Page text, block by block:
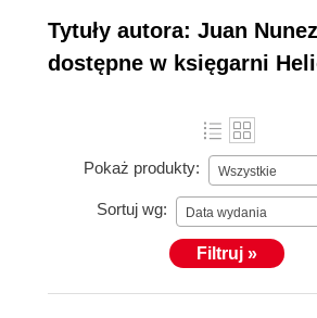
Tytuły autora: Juan
dostępne w księgarni
Pokaż produkty: Wszystkie
Sortuj wg: Data wydania
Filtruj »